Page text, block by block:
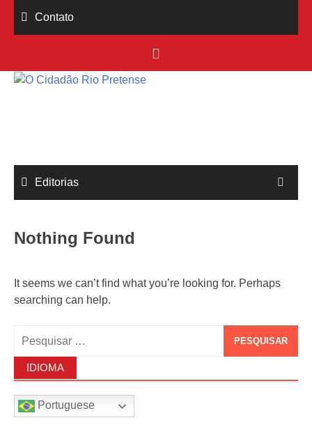
Contato
Editorias
Nothing Found
It seems we can’t find what you’re looking for. Perhaps
searching can help.
IDIOMA
Portuguese